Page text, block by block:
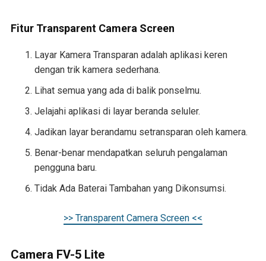
Fitur Transparent Camera Screen
Layar Kamera Transparan adalah aplikasi keren
dengan trik kamera sederhana.
Lihat semua yang ada di balik ponselmu.
Jelajahi aplikasi di layar beranda seluler.
Jadikan layar berandamu setransparan oleh kamera.
Benar-benar mendapatkan seluruh pengalaman
pengguna baru.
Tidak Ada Baterai Tambahan yang Dikonsumsi.
>> Transparent Camera Screen <<
Camera FV-5 Lite